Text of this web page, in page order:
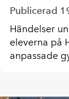
Publicerad
Händelser
eleverna på
anpassade